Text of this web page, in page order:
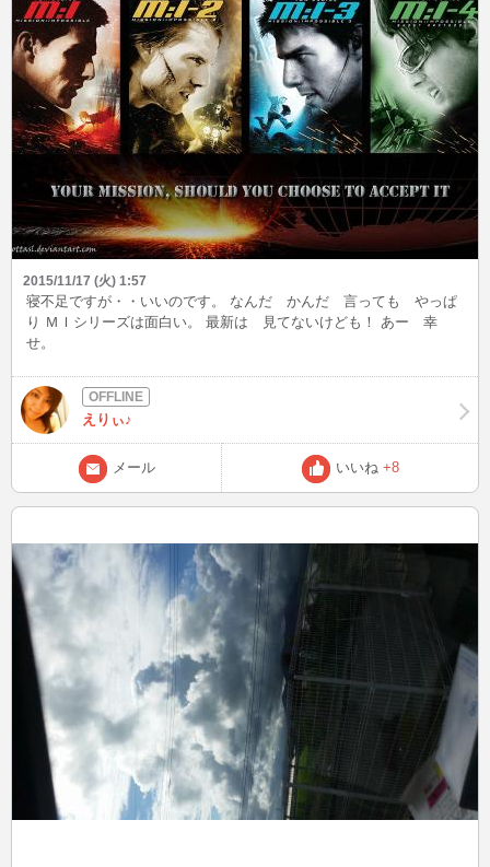
2015/11/17 (火) 1:57
寝不足ですが・・いいのです。 なんだ かんだ 言っても やっぱ
り ＭＩシリーズは面白い。 最新は 見てないけども！ あー 幸
せ。
えりぃ♪
メール いいね +8